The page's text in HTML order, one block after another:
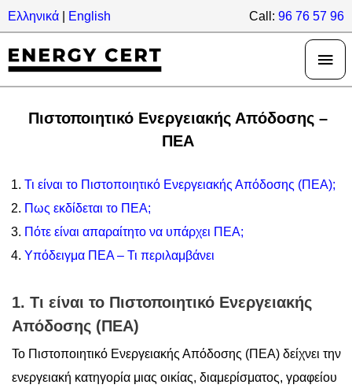
Skip
to
content
Ελληνικά | English Call: 96 76 57 96
Πιστοποιητικό Ενεργειακής Απόδοσης –
ΠΕΑ
Τι είναι το Πιστοποιητικό Ενεργειακής Απόδοσης (ΠΕΑ);
Πως εκδίδεται το ΠΕΑ;
Πότε είναι απαραίτητο να υπάρχει ΠΕΑ;
Υπόδειγμα ΠΕΑ – Τι περιλαμβάνει
1. Τι είναι το Πιστοποιητικό Ενεργειακής
Απόδοσης (ΠΕΑ)
Το Πιστοποιητικό Ενεργειακής Απόδοσης (ΠΕΑ) δείχνει την
ενεργειακή κατηγορία μιας οικίας, διαμερίσματος, γραφείου